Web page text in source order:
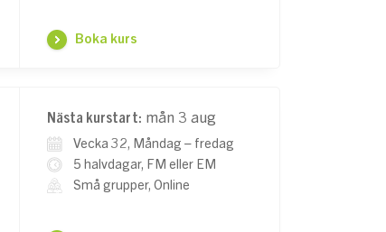
Boka kurs
Nästa kurstart: mån 3 aug
Vecka 32, Måndag – fredag
5 halvdagar, FM eller EM
Små grupper, Online